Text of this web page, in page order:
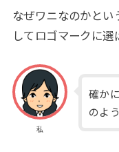
なぜワニなのかと
してロゴマークに
私
確か
のよ